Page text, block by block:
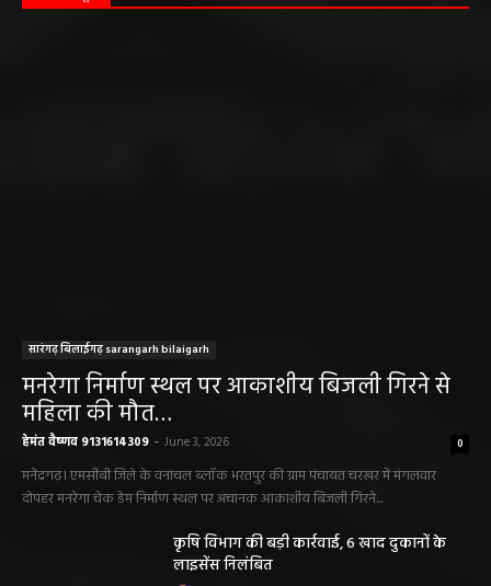
सारंगढ़ बिलाईगढ़ sarangarh bilaigarh
मनरेगा निर्माण स्थल पर आकाशीय बिजली गिरने से
महिला की मौत…
हेमंत वैष्णव 9131614309 - June 3, 2026 0
मनेंद्रगढ़। एमसीबी जिले के वनांचल ब्लॉक भरतपुर की ग्राम पंचायत चरखर में मंगलवार
दोपहर मनरेगा चेक डेम निर्माण स्थल पर अचानक आकाशीय बिजली गिरने...
कृषि विभाग की बड़ी कार्रवाई, 6 खाद दुकानों के
लाइसेंस निलंबित